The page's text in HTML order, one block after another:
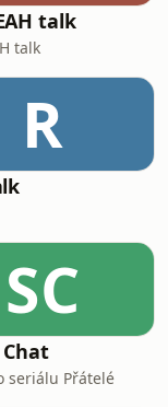
talk
talk
R
SC
seriálu Přátelé